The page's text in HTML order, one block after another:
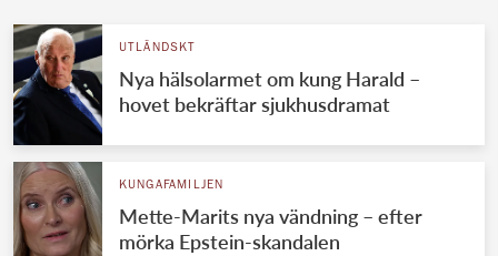
UTLÄNDSKT
Nya hälsolarmet om kung Harald –
hovet bekräftar sjukhusdramat
KUNGAFAMILJEN
Mette-Marits nya vändning – efter
mörka Epstein-skandalen